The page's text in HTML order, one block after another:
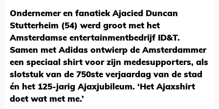
Ondernemer en fanatiek Ajacied Duncan
Stutterheim (54) werd groot met het
Amsterdamse entertainmentbedrijf ID&T.
Samen met Adidas ontwierp de Amsterdammer
een speciaal shirt voor zijn medesupporters, als
slotstuk van de 750ste verjaardag van de stad
én het 125-jarig Ajaxjubileum. ‘Het Ajaxshirt
doet wat met me.’